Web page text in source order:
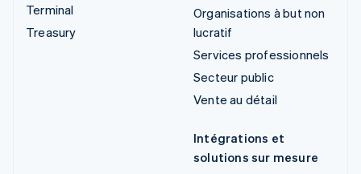
Terminal
Treasury
Organisations à but non
lucratif
Services professionnels
Secteur public
Vente au détail
Intégrations et
solutions sur mesure